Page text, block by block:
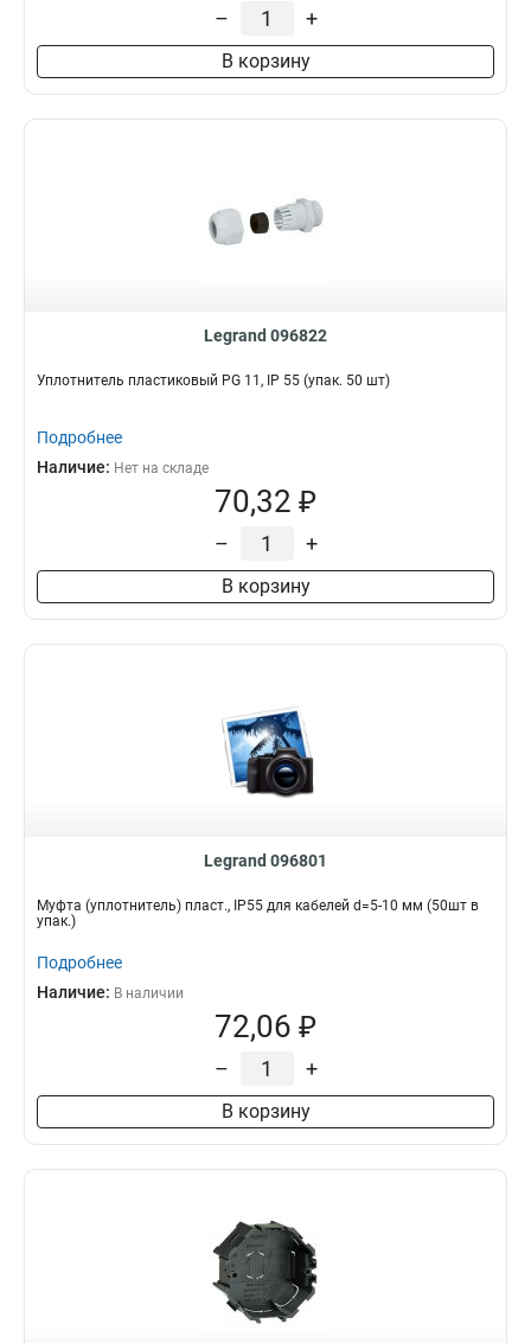
– +
В корзину
Legrand 096822
Уплотнитель пластиковый PG 11, IP 55 (упак. 50 шт)
Подробнее
Наличие: Нет на складе
70,32 ₽
– +
В корзину
Legrand 096801
Муфта (уплотнитель) пласт., IP55 для кабелей d=5-10 мм (50шт в
упак.)
Подробнее
Наличие: В наличии
72,06 ₽
– +
В корзину